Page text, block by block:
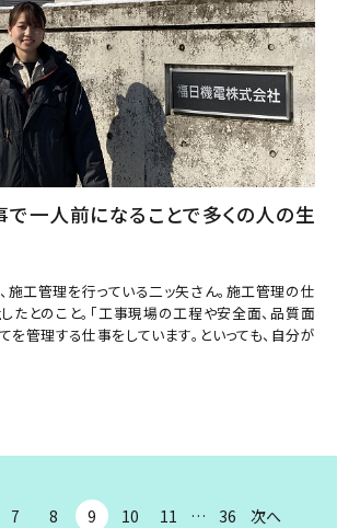
一人前になることで多くの人の生
施工管理を行っている二ッ矢さん。施工管理の仕
たとのこと。「工事現場の工程や安全面、品質面
管理する仕事をしています。といっても、自分が
7 8 9 10 11 … 36 次へ